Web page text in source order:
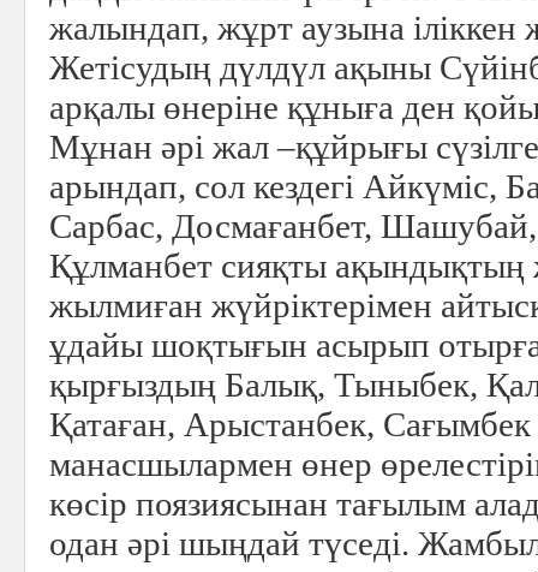
жалындап, жұрт аузына
Жетісудың дүлдүл ақыны
арқалы өнеріне құныға ден
Мұнан әрі жал –құйрығы
арындап, сол кездегі Айкүміс,
Сарбас, Досмағанбет,
Құлманбет сияқты
жылмиған жүйріктерімен
ұдайы шоқтығын асырып
қырғыздың Балық, Тыныбек,
Қатаған, Арыстанбек,
манасшылармен өнер
көсір поязиясынан тағылым
одан әрі шыңдай түседі.